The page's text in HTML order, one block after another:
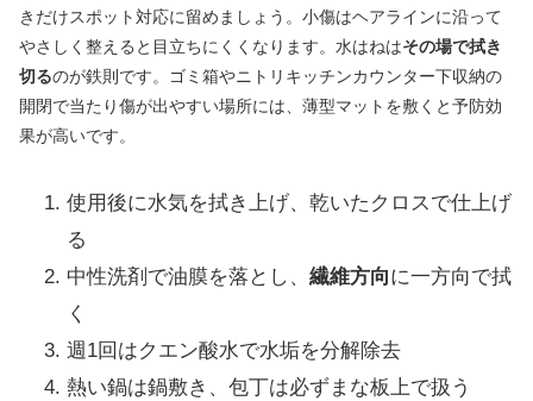
きだけスポット対応に留めましょう。小傷はヘアラインに沿って
やさしく整えると目立ちにくくなります。水はねはその場で拭き
切るのが鉄則です。ゴミ箱やニトリキッチンカウンター下収納の
開閉で当たり傷が出やすい場所には、薄型マットを敷くと予防効
果が高いです。
使用後に水気を拭き上げ、乾いたクロスで仕上げ
る
中性洗剤で油膜を落とし、 繊維方向に一方向で拭
く
週1回はクエン酸水で水垢を分解除去
熱い鍋は鍋敷き、包丁は必ずまな板上で扱う